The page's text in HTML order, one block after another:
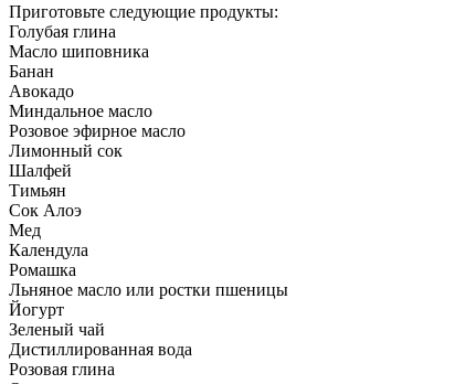
Приготовьте следующие продукты:
Голубая глина
Масло шиповника
Банан
Авокадо
Миндальное масло
Розовое эфирное масло
Лимонный сок
Шалфей
Тимьян
Сок Алоэ
Мед
Календула
Ромашка
Льняное масло или ростки пшеницы
Йогурт
Зеленый чай
Дистиллированная вода
Розовая глина